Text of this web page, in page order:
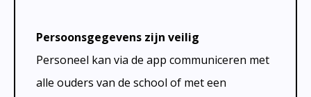
Persoonsgegevens zijn veilig
Personeel kan via de app communiceren met
alle ouders van de school of met een